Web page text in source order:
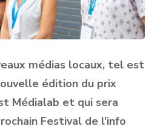
médias locaux, tel est
édition du prix
Médialab et qui sera
Festival de l’info